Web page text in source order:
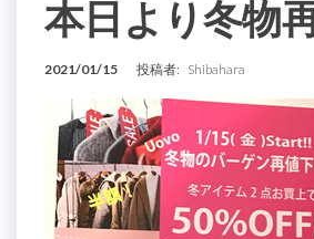
本日より冬物
2021/01/15 投稿者: Shibahara